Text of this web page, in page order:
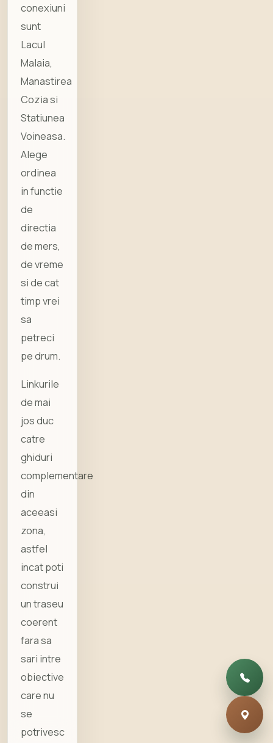
conexiuni
sunt
Lacul
Malaia,
Manastirea
Cozia si
Statiunea
Voineasa.
Alege
ordinea
in functie
de
directia
de mers,
de vreme
si de cat
timp vrei
sa
petreci
pe drum.
Linkurile
de mai
jos duc
catre
ghiduri
complementare
din
aceeasi
zona,
astfel
incat poti
construi
un traseu
coerent
fara sa
sari intre
obiective
care nu
se
potrivesc